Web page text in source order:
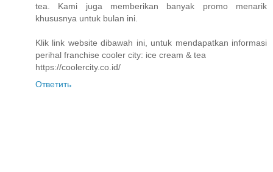
tea. Kami juga memberikan banyak promo menarik
khususnya untuk bulan ini.
Klik link website dibawah ini, untuk mendapatkan informasi
perihal franchise cooler city: ice cream & tea
https://coolercity.co.id/
Ответить